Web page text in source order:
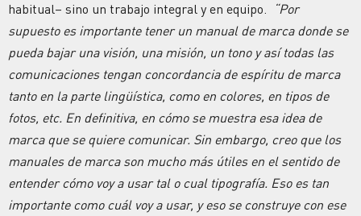
habitual– sino un trabajo integral y en equipo.
“Por
supuesto es importante tener un manual de marca donde se
pueda bajar una visión, una misión, un tono y así todas las
comunicaciones tengan concordancia de espíritu de marca
tanto en la parte lingüística, como en colores, en tipos de
fotos, etc. En definitiva, en cómo se muestra esa idea de
marca que se quiere comunicar. Sin embargo, creo que los
manuales de marca son mucho más útiles en el sentido de
entender cómo voy a usar tal o cual tipografía. Eso es tan
importante como cuál voy a usar, y eso se construye con ese